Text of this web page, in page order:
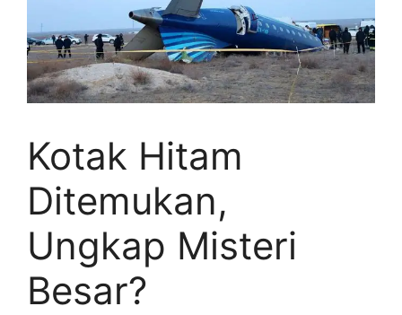
Kotak Hitam
Ditemukan,
Ungkap Misteri
Besar?